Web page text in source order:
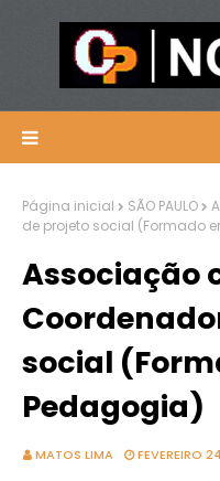
Página inicial SÃO PAULO
de projeto social (Formado
Associação
social
Pedagogia)
MATOS LIMA FEVEREIRO